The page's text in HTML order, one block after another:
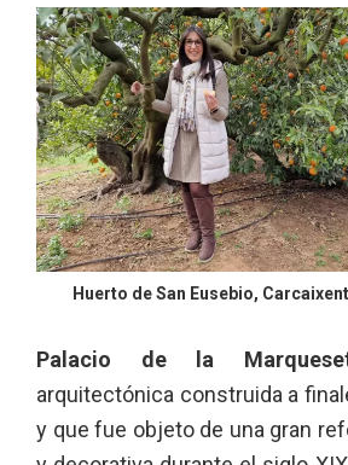
Huerto de San Eusebio,
Palacio de la
arquitectónica construida a
y que fue objeto de una gran